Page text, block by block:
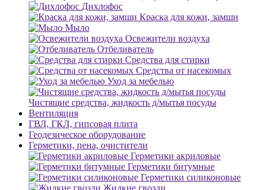
Дихлофос
Краска для кожи, замши
Мыло
Освежители воздуха
Отбеливатель
Средства для стирки
Средства от насекомых
Уход за мебелью
Чистящие средства, жидкость д/мытья посуды
Вентиляция
ГВЛ, ГКЛ, гипсовая плита
Геодезическое оборудование
Герметики, пена, очистители
Герметики акриловые
Герметики битумные
Герметики силиконовые
Жидкие гвозди